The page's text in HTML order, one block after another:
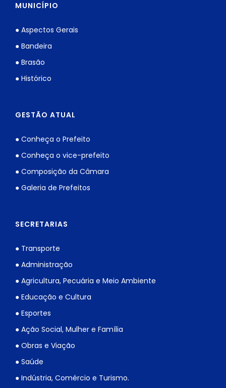
MUNICÍPIO
● Aspectos Gerais
● Bandeira
● Brasão
● Histórico
GESTÃO ATUAL
● Conheça o Prefeito
● Conheça o vice-prefeito
● Composição da Câmara
● Galeria de Prefeitos
SECRETARIAS
● Transporte
● Administração
● Agricultura, Pecuária e Meio Ambiente
● Educação e Cultura
● Esportes
● Ação Social, Mulher e Família
● Obras e Viação
● Saúde
● Indústria, Comércio e Turismo.